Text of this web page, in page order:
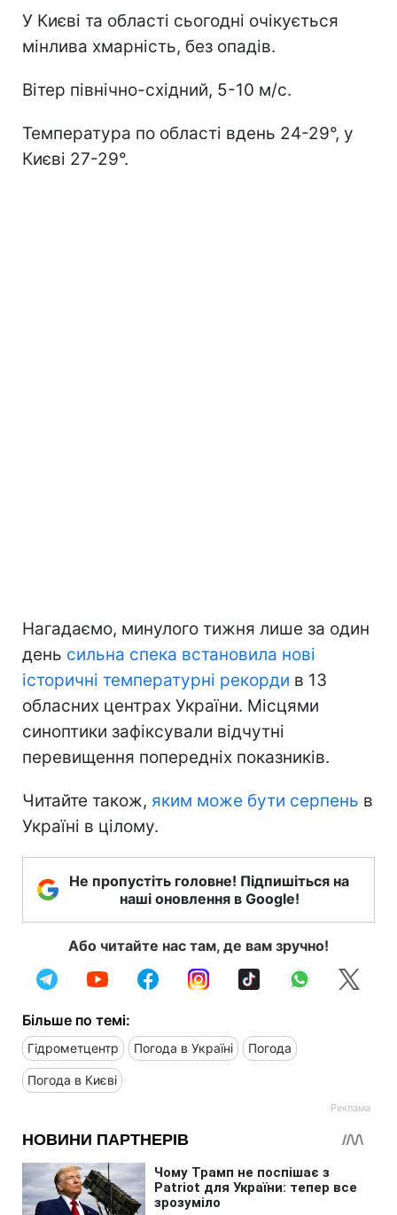
У Києві та області сьогодні очікується
мінлива хмарність, без опадів.
Вітер північно-східний, 5-10 м/с.
Температура по області вдень 24-29°, у
Києві 27-29°.
Нагадаємо, минулого тижня лише за один
день сильна спека встановила нові
історичні температурні рекорди в 13
обласних центрах України. Місцями
синоптики зафіксували відчутні
перевищення попередніх показників.
Читайте також, яким може бути серпень в
Україні в цілому.
Не пропустіть головне! Підпишіться на
наші оновлення в Google!
Або читайте нас там, де вам зручно!
Більше по темі:
Гідрометцентр Погода в Україні Погода
Погода в Києві